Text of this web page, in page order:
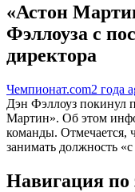
«Астон
Фэллоуза с
директора
Чемпионат.com2 года
Дэн Фэллоуз покинул
Мартин». Об этом
команды. Отмечается,
занимать должность
Навигация по